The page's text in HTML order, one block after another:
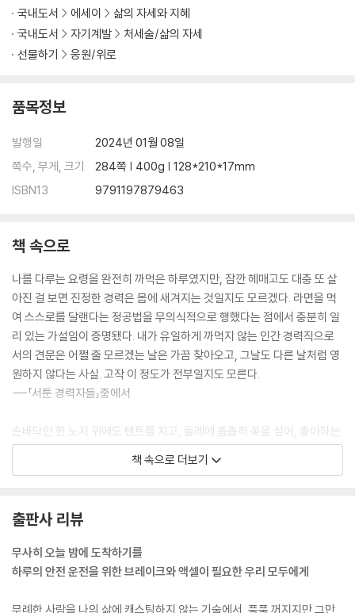
후기 | 울면서도 뚜벅뚜벅 걷는 사람
국내도서 에세이
삶의 자세와 지혜
국내도서
자기계발
처세술/삶의 자세
선물하기
응원/위로
품목정보
발행일
2024년 01월 08일
쪽수, 무게, 크기
284쪽 | 400g | 128*210*17mm
ISBN13
9791197879463
책 속으로
나를 다루는 요령을 완전히 까먹은 하루였지만, 잠깐 헤매고도 대충 또 살
아진 걸 보면 진정한 경력은 몸에 새겨지는 것일지도 모르겠다. 라면을 먹
여 스스로를 달랜다는 정공법을 무의식적으로 행했다는 점에서 충분히 일
리 있는 가설임이 증명됐다. 내가 유일하게 까먹지 않는 인간 경력직으로
서의 견문은 어쩔 줄 모르겠는 날은 가끔 찾아오고, 그날도 다른 날처럼 영
원하지 않다는 사실. 고작 이 정도가 전부일지도 모른다.
---「서툰 경력자들」중에서
손바닥만 한 노지 위에도 텐트를 치고, 둘레에 촘촘히 꽃을 심어, 좋아하는
음악을 틀고, 맛있는 술 한 잔을 홀짝이면서 어린 시절 아스팔트 위에서 땅
따먹기를 하듯 내 마음의 영토를 한 칸씩 넓혀가며, 그렇게 살고 싶다. 떠올
---「사촌들이여, 부디 땅을 사세요」중에서
나의 대외적 꿈은 그냥 ‘같이 술 한 잔 마셔보고 싶은 할머니’가 되는 것이
꿈이다. 원할 때 술을 마실 수 있을 정도로 건강해야 하고, 괜찮은 술과 안
책 속으로 더보기
출판사 리뷰
무사히 오늘 밤에 도착하기를
하루의 안전 운전을 위한 브레이크와 액셀이 필요한 우리 모두에게
무례한 사람을 나의 삶에 캐스팅하지 않는 기술에서, 푹푹 꺼지지만 그만